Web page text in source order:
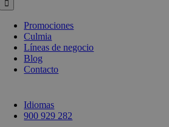
Promociones
Culmia
Líneas de negocio
Blog
Contacto
Idiomas
900 929 282